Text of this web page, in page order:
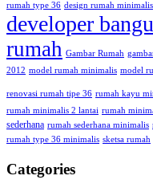
rumah type 36 design rumah minimalis
developer
rumah Gambar Rumah
2012 model rumah minimalis model
renovasi rumah tipe 36 rumah kayu
rumah minimalis 2 lantai rumah
sederhana rumah sederhana minimalis
rumah type 36 minimalis sketsa rumah
Categories